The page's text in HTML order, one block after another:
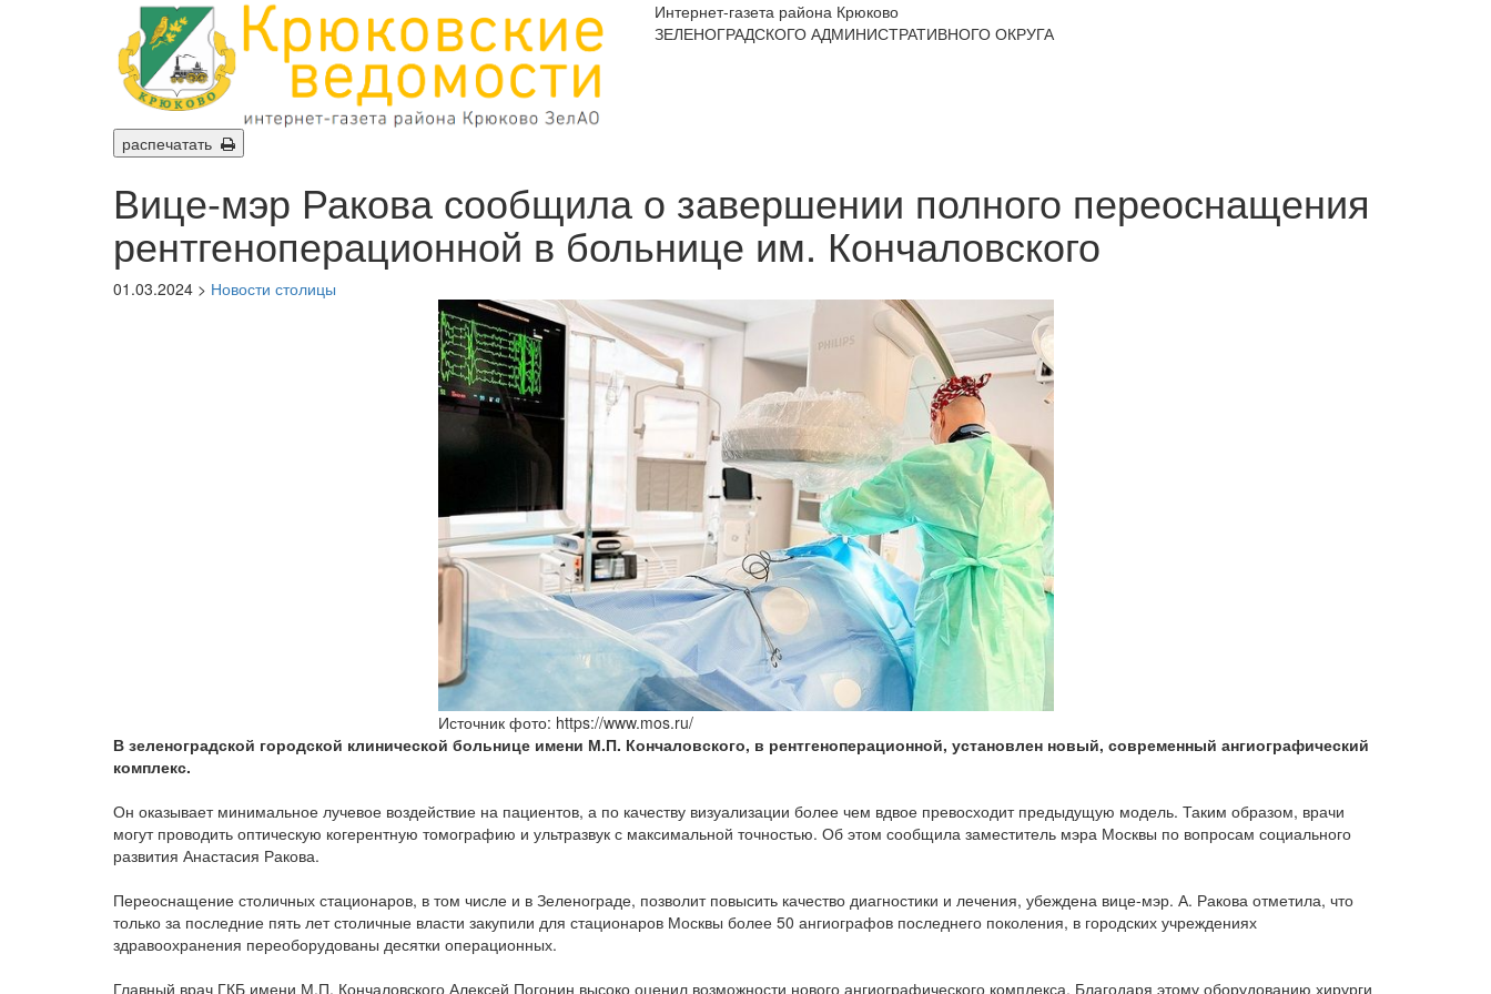
Интернет-газета района Крюково
ЗЕЛЕНОГРАДСКОГО АДМИНИСТРАТИВНОГО ОКРУГА
распечатать
Вице-мэр Ракова сообщила о завершении полного переоснащения
рентгеноперационной в больнице им. Кончаловского
01.03.2024 > Новости столицы
Источник фото: https://www.mos.ru/
В зеленоградской городской клинической больнице имени М.П. Кончаловского, в рентгеноперационной, установлен новый, современный ангиографический
комплекс.
Он оказывает минимальное лучевое воздействие на пациентов, а по качеству визуализации более чем вдвое превосходит предыдущую модель. Таким образом, врачи
могут проводить оптическую когерентную томографию и ультразвук с максимальной точностью. Об этом сообщила заместитель мэра Москвы по вопросам социального
развития Анастасия Ракова.
Переоснащение столичных стационаров, в том числе и в Зеленограде, позволит повысить качество диагностики и лечения, убеждена вице-мэр. А. Ракова отметила, что
только за последние пять лет столичные власти закупили для стационаров Москвы более 50 ангиографов последнего поколения, в городских учреждениях
здравоохранения переоборудованы десятки операционных.
Главный врач ГКБ имени М.П. Кончаловского Алексей Погонин высоко оценил возможности нового ангиографического комплекса. Благодаря этому оборудованию хирурги